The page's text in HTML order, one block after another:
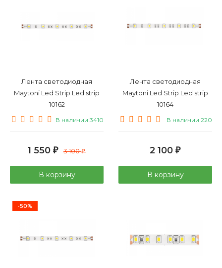
Лента светодиодная
Maytoni Led Strip Led strip
10162
В наличии 3410
1 550 ₽ 3 100₽
В корзину
Лента светодиодная
Maytoni Led Strip Led strip
10164
В наличии 220
2 100 ₽
В корзину
-50%